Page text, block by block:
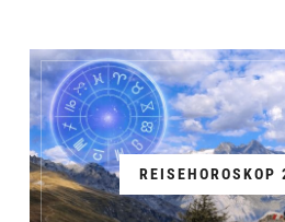
REISEHOROSKOP